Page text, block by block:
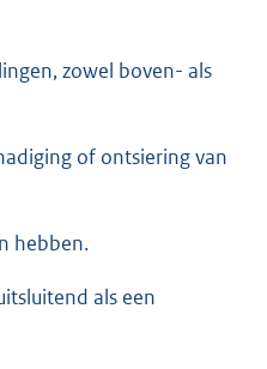
zowel boven- als
of ontsiering van
hebben.
als een